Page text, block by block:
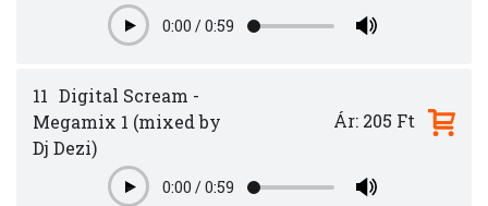
Play0:00 /0:59
11 Digital Scream -
Megamix 1 (mixed by
Dj Dezi)
Play0:00 /0:59
Ár: 205 Ft